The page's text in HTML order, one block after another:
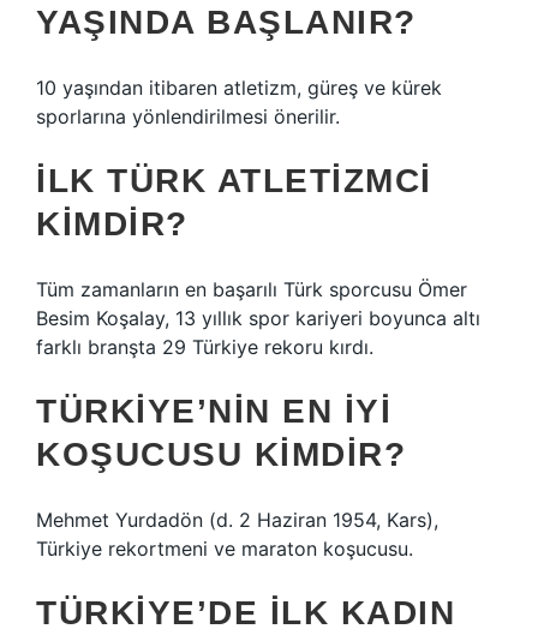
YAŞINDA BAŞLANIR?
10 yaşından itibaren atletizm, güreş ve kürek
sporlarına yönlendirilmesi önerilir.
İLK TÜRK ATLETIZMCI
KIMDIR?
Tüm zamanların en başarılı Türk sporcusu Ömer
Besim Koşalay, 13 yıllık spor kariyeri boyunca altı
farklı branşta 29 Türkiye rekoru kırdı.
TÜRKIYE’NIN EN IYI
KOŞUCUSU KIMDIR?
Mehmet Yurdadön (d. 2 Haziran 1954, Kars),
Türkiye rekortmeni ve maraton koşucusu.
TÜRKIYE’DE ILK KADIN